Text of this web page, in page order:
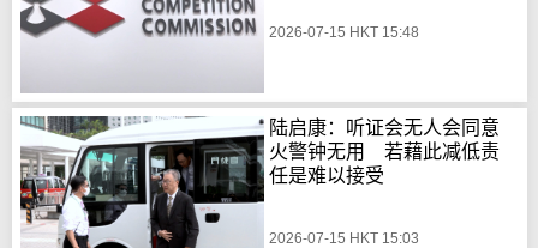
2026-07-15 HKT 15:48
陆启康：听证会无人会同意
火警钟无用 若藉此减低责
任是难以接受
2026-07-15 HKT 15:03